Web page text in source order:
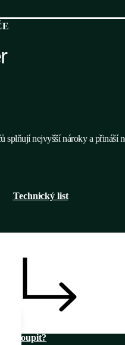
splňují nejvyšší nároky a přináší
Technický list
Kde koupit?